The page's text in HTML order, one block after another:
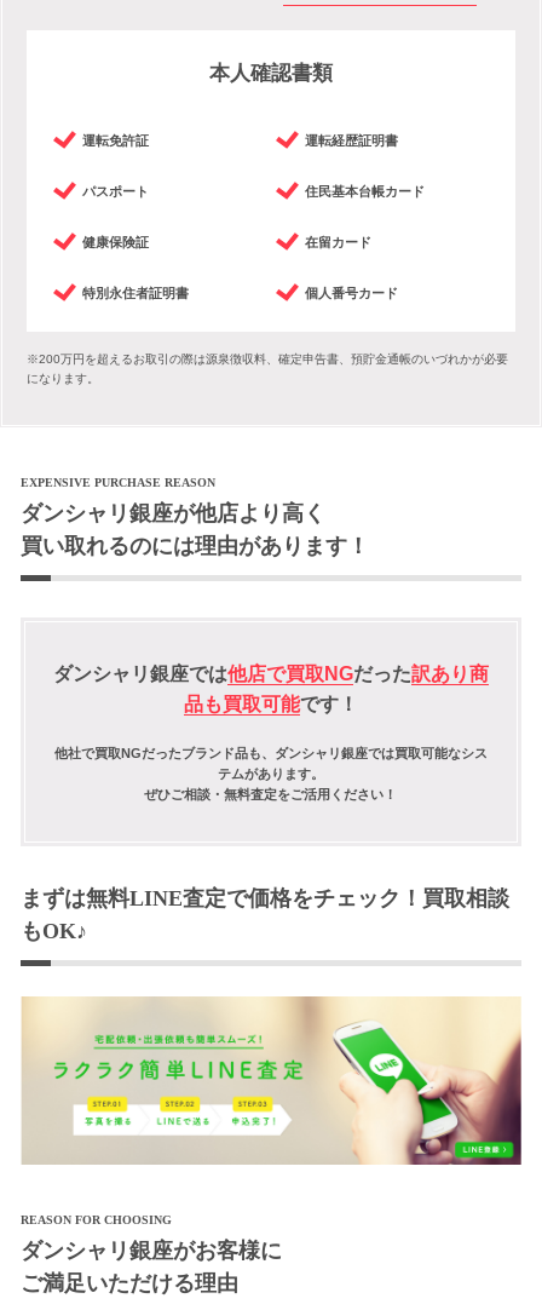
本人確認書類
運転免許証 運転経歴証明書
パスポート 住民基本台帳カード
健康保険証 在留カード
特別永住者証明書 個人番号カード
※200万円を超えるお取引の際は源泉徴収料、確定申告書、預貯金通帳のいづれかが必要
になります。
EXPENSIVE PURCHASE REASON
ダンシャリ銀座が他店より高く
買い取れるのには理由があります！
ダンシャリ銀座では他店で買取NGだった訳あり商
品も買取可能です！
他社で買取NGだったブランド品も、ダンシャリ銀座では買取可能なシス
テムがあります。
ぜひご相談・無料査定をご活用ください！
まずは無料LINE査定で価格をチェック！買取相談
もOK♪
REASON FOR CHOOSING
ダンシャリ銀座がお客様に
ご満足いただける理由